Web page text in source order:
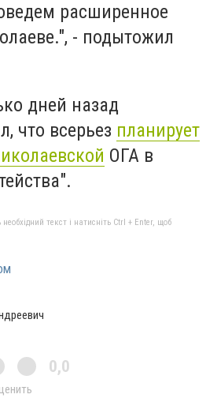
расширенное
- подытожил
дней назад
что всерьез планирует
ОГА в
текст і натисніть Ctrl + Enter, щоб
0,0